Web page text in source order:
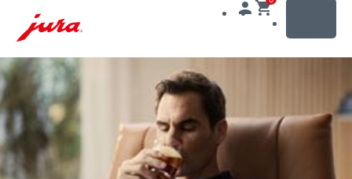
Gå
til
innhold
Gå
til
søk